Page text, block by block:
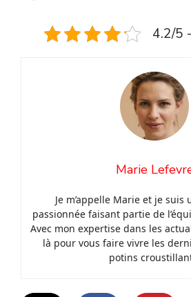
4.2/5
Marie
Je m’appelle Marie et je suis
passionnée faisant partie de
Avec mon expertise dans les
là pour vous faire vivre les
potins